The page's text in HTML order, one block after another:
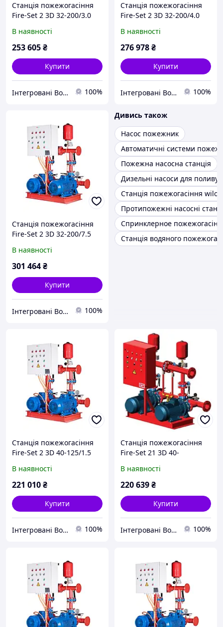
Станція пожежогасіння
Fire-Set 2 3D 32-200/3.0
(1роб+1рез)
Сертифікована ДСНС
В наявності
253 605₴
Купити
Інтегровані Водні Технології ТОВ 100%
Станція пожежогасіння
Fire-Set 2 3D 32-200/4.0
(1роб+1рез)
Сертифікована ДСНС
В наявності
276 978₴
Купити
Інтегровані Водні Технології ТОВ 100%
Станція пожежогасіння
Fire-Set 2 3D 32-200/7.5
(1роб+1рез)
Сертифікована ДСНС
В наявності
301 464₴
Купити
Інтегровані Водні Технології ТОВ 100%
Дивись також
Насос пожежник
Автоматичні системи
Пожежна насосна станція
Дизельні насоси для поливу
Станція пожежогасіння wilo
Протипожежні насосні
Спринклерное
Станція водяного
Станція пожежогасіння
Fire-Set 2 3D 40-125/1.5
(1роб+1рез)
Сертифікована ДСНС
В наявності
221 010₴
Купити
Інтегровані Водні Технології ТОВ 100%
Станція пожежогасіння
Fire-Set 21 3D 40-
DPCs Q=30м3/год. Н=19.2м
(1роб+1рез+1насос-
В наявності
220 639₴
Купити
Інтегровані Водні Технології ТОВ 100%